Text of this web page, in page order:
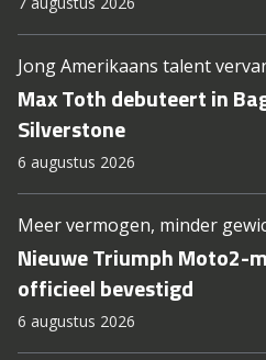
Jong Amerikaans talent
Max Toth debuteert in
Silverstone
6 augustus 2026
Meer vermogen, minder
Nieuwe Triumph Moto2-
officieel bevestigd
6 augustus 2026